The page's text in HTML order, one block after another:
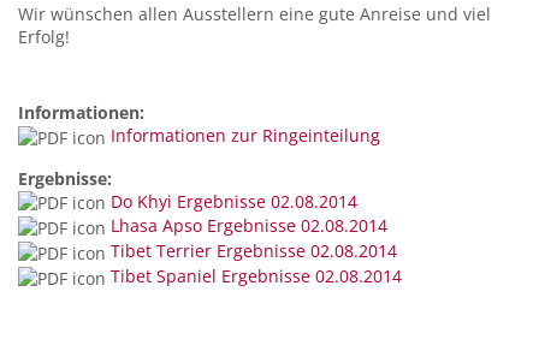
Wir wünschen allen Ausstellern eine gute Anreise und viel
Erfolg!
Informationen:
Informationen zur Ringeinteilung
Ergebnisse:
Do Khyi Ergebnisse 02.08.2014
Lhasa Apso Ergebnisse 02.08.2014
Tibet Terrier Ergebnisse 02.08.2014
Tibet Spaniel Ergebnisse 02.08.2014